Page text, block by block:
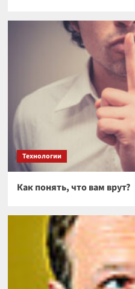
Технологии
Как понять, что вам врут?